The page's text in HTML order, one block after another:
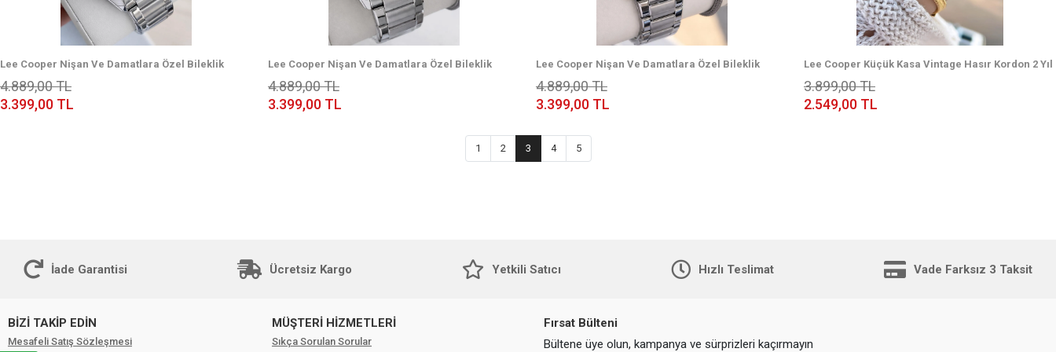
Lee Cooper Nişan Ve Damatlara Özel Bileklik
Hediyeli 2 Yıl Garantili Erkek Kol Saati
ELC.08231.350
4.889,00 TL
3.399,00 TL
Lee Cooper Nişan Ve Damatlara Özel Bileklik
Hediyeli 2 Yıl Garantili Erkek Kol Saati
ELC.08231.330
4.889,00 TL
3.399,00 TL
Lee Cooper Nişan Ve Damatlara Özel Bileklik
Hediyeli 2 Yıl Garantili Erkek Kol Saati
ELC.08231.390
4.889,00 TL
3.399,00 TL
Lee Cooper Küçük Kasa Vintage Hasır Kordon 2 Yıl
Garantili 3 Atm Kadın Kol Saati+Bileklik 082207.170
3.899,00 TL
2.549,00 TL
1 2 3 4 5
İade Garantisi Ücretsiz Kargo Yetkili Satıcı Hızlı Teslimat Vade Farksız 3 Taksit
BİZİ TAKİP EDİN
Mesafeli Satış Sözleşmesi
MÜŞTERİ HİZMETLERİ
Sıkça Sorulan Sorular
Fırsat Bülteni
Bültene üye olun, kampanya ve sürprizleri kaçırmayın